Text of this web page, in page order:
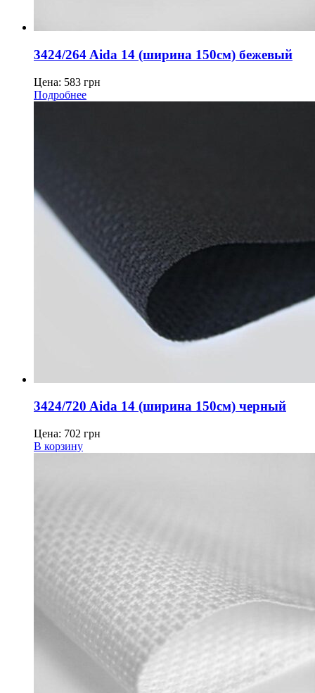
3424/264 Aida 14 (ширина 150см) бежевый
Цена: 583 грн
Подробнее
3424/720 Aida 14 (ширина 150см) черный
Цена: 702 грн
В корзину